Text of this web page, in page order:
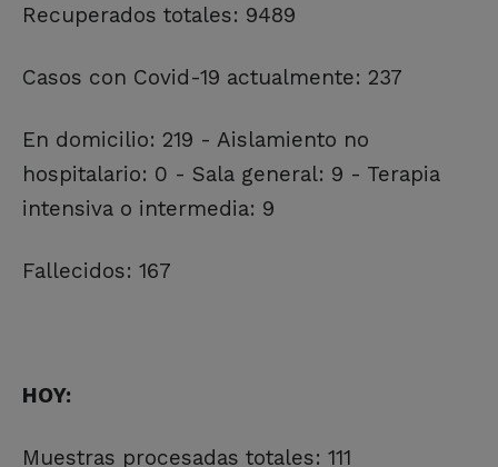
Recuperados totales: 9489
Casos con Covid-19 actualmente: 237
En domicilio: 219 - Aislamiento no
hospitalario: 0 - Sala general: 9 - Terapia
intensiva o intermedia: 9
Fallecidos: 167
HOY:
Muestras procesadas totales: 111